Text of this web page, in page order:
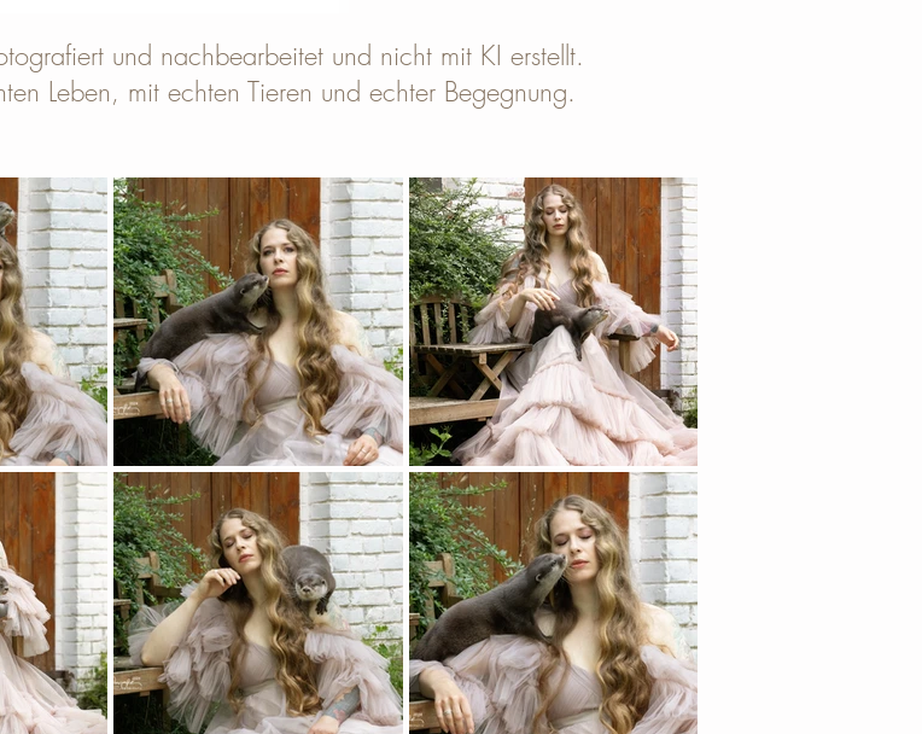
und nachbearbeitet und nicht mit KI erstellt.
Leben, mit echten Tieren und echter Begegnung.